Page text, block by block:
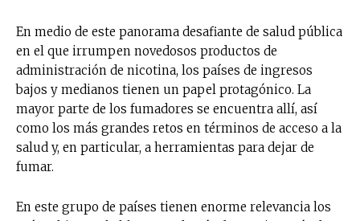
En medio de este panorama desafiante de salud pública
en el que irrumpen novedosos productos de
administración de nicotina, los países de ingresos
bajos y medianos tienen un papel protagónico. La
mayor parte de los fumadores se encuentra allí, así
como los más grandes retos en términos de acceso a la
salud y, en particular, a herramientas para dejar de
fumar.
En este grupo de países tienen enorme relevancia los